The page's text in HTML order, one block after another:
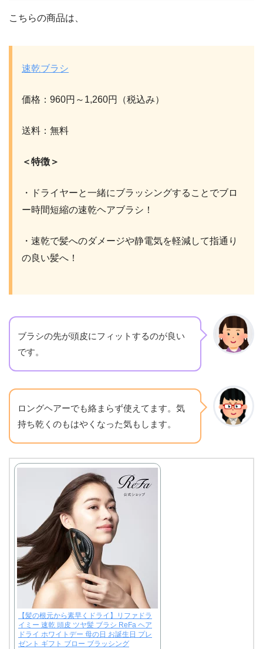
こちらの商品は、
速乾ブラシ
価格：960円～1,260円（税込み）
送料：無料
＜特徴＞
・ドライヤーと一緒にブラッシングすることでブロ
ー時間短縮の速乾ヘアブラシ！
・速乾で髪へのダメージや静電気を軽減して指通り
の良い髪へ！
ブラシの先が頭皮にフィットするのが良い
です。
ロングヘアーでも絡まらず使えてます。気
持ち乾くのもはやくなった気もします。
【髪の根元から素早くドライ】リファドラ
イミー 速乾 頭皮 ツヤ髪 ブラシ ReFa ヘア
ドライ ホワイトデー 母の日 お誕生日 プレ
ゼント ギフト ブロー ブラッシング